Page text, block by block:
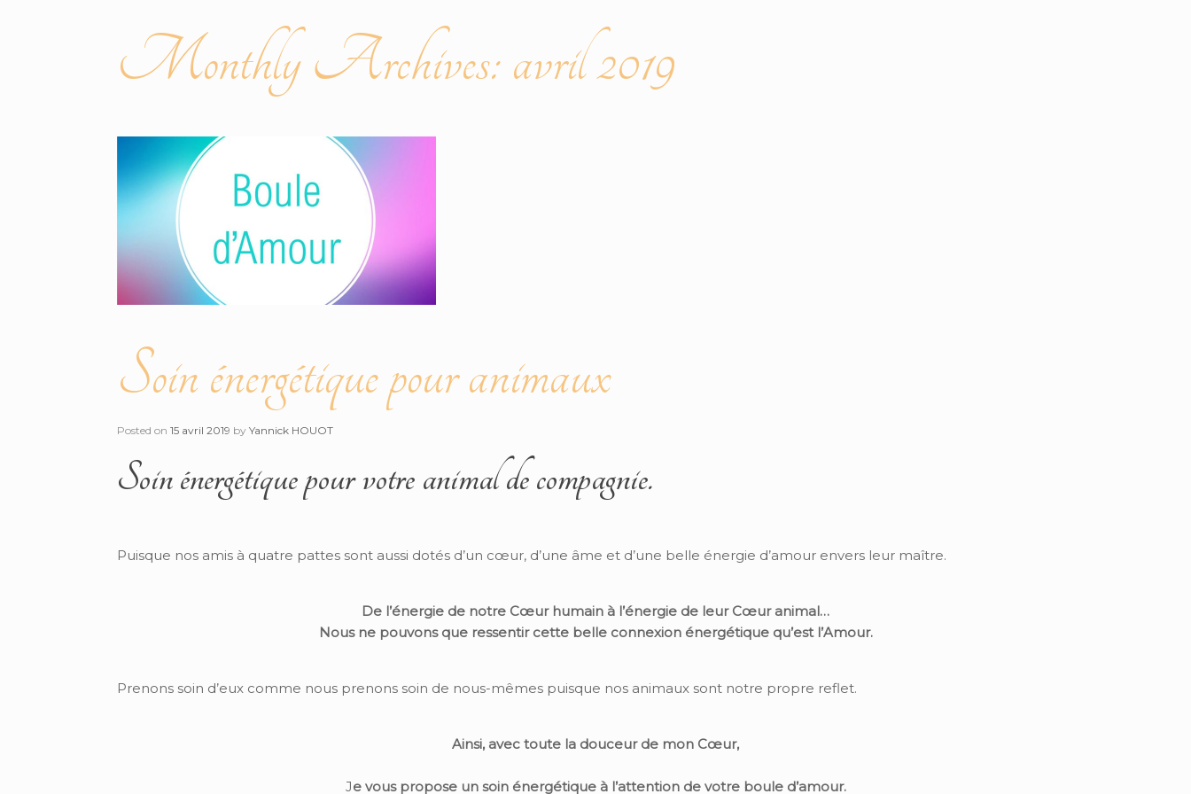
Monthly Archives:avril 2019
Soin énergétique pour animaux
Posted on 15 avril 2019 by Yannick HOUOT
Soin énergétique pour votre animal de compagnie.
Puisque nos amis à quatre pattes sont aussi dotés d’un cœur, d’une âme et d’une belle énergie d’amour envers leur maître.
De l’énergie de notre Cœur humain à l’énergie de leur Cœur animal…
Nous ne pouvons que ressentir cette belle connexion énergétique qu’est l’Amour.
Prenons soin d’eux comme nous prenons soin de nous-mêmes puisque nos animaux sont notre propre reflet.
Ainsi, avec toute la douceur de mon Cœur,
Je vous propose un soin énergétique à l’attention de votre boule d’amour.